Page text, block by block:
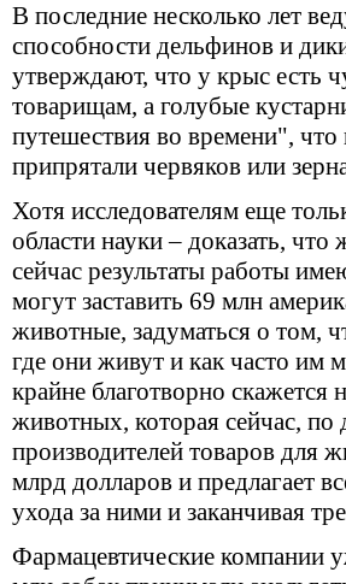
В последние несколько лет
способности дельфинов и
утверждают, что у крыс есть
товарищам, а голубые
путешествия во времени", что
припрятали червяков или
Хотя исследователям еще
области науки – доказать,
сейчас результаты работы
могут заставить 69 млн
животные, задуматься о том,
где они живут и как часто им
крайне благотворно
животных, которая сейчас,
производителей товаров для
млрд долларов и предлагает
ухода за ними и заканчивая
Фармацевтические компании